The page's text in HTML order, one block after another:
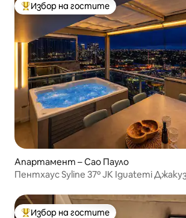
Най-популярен избор на гостите
Избор на гостите
Апартамент – Сао Пауло
Пентхаус Syline 37º JK Iguatemi
Избор на гостите